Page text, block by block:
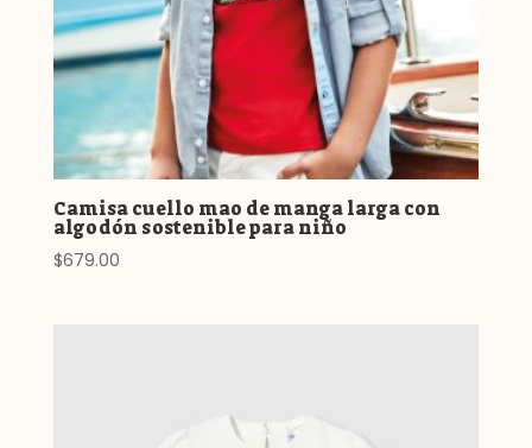
Camisa cuello mao de manga larga con
algodón sostenible para niño
$679.00